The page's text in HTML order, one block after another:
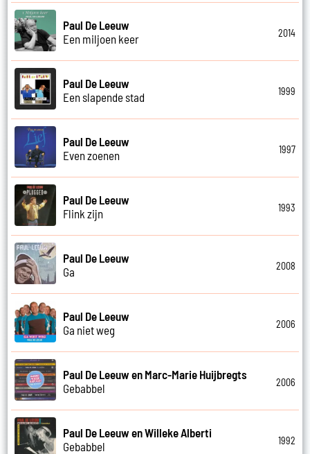
Paul De Leeuw
Een miljoen keer
2014
Paul De Leeuw
Een slapende stad
1999
Paul De Leeuw
Even zoenen
1997
Paul De Leeuw
Flink zijn
1993
Paul De Leeuw
Ga
2008
Paul De Leeuw
Ga niet weg
2006
Paul De Leeuw en Marc-Marie Huijbregts
Gebabbel
2006
Paul De Leeuw en Willeke Alberti
Gebabbel
1992